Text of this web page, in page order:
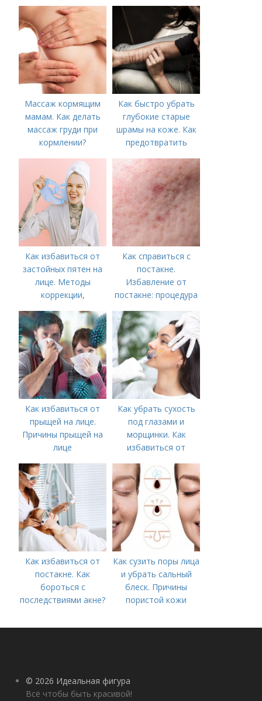
нагрубанием,
необходимо
предпринять
следующие действия:
Массаж кормящим
мамам. Как делать
массаж груди при
кормлении?
Как быстро убрать
глубокие старые
шрамы на коже. Как
предотвратить
Как избавиться от
застойных пятен на
лице. Методы
коррекции,
акне и удаления
рубцов и шрамов
постакне
Как справиться с
постакне.
Избавление от
постакне: процедура
Как избавиться от
прыщей на лице.
Причины прыщей на
лице
Как убрать сухость
под глазами и
морщинки. Как
избавиться от
косметологические
процедуры
Как избавиться от
постакне. Как
бороться с
последствиями акне?
Как сузить поры лица
и убрать сальный
блеск. Причины
пористой кожи
© 2026 Идеальная фигура
Всё чтобы быть красивой!